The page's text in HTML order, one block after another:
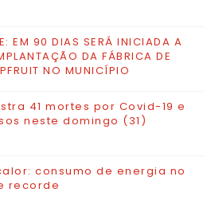
EM 90 DIAS SERÁ INICIADA A
DA FÁBRICA DE
NO MUNICÍPIO
41 mortes por Covid-19 e
neste domingo (31)
consumo de energia no
recorde